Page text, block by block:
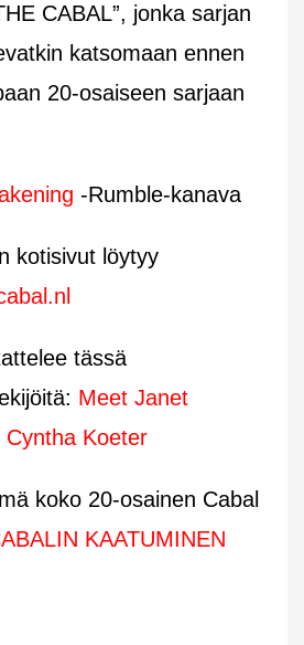
CABAL”, jonka sarjan
katsomaan ennen
20-osaiseen sarjaan
-Rumble-kanava
kotisivut löytyy
tässä
Meet Janet
Koeter
koko 20-osainen Cabal
KAATUMINEN